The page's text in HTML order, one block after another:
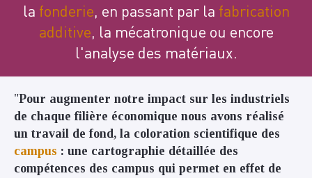
la fonderie, en passant par la fabrication
additive, la mécatronique ou encore
l'analyse des matériaux.
"Pour augmenter notre impact sur les industriels
de chaque filière économique nous avons réalisé
un travail de fond, la coloration scientifique des
campus : une cartographie détaillée des
compétences des campus qui permet en effet de